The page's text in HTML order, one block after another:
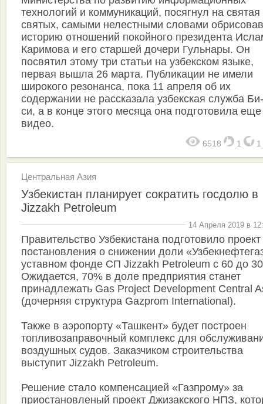
технологий и коммуникаций, посягнул на святая
святых, самыми нелестными словами обрисовав
историю отношений покойного президента
Каримова и его старшей дочери Гульнары. Он
посвятил этому три статьи на узбекском языке,
первая вышла 26 марта. Публикации не имели
широкого резонанса, пока 11 апреля об их
содержании не рассказала узбекская служба
си, а в конце этого месяца она подготовила
видео.
6518 1 1
Центральная Азия
Узбекистан планирует сократить госдолю в
Jizzakh Petroleum
14 Апреля 2019 в
Правительство Узбекистана подготовило проект
постановления о снижении доли
уставном фонде СП Jizzakh Petroleum с 60 до
Ожидается, 70% в доле предприятия станет
принадлежать Gas Project Development Central
(дочерняя структура Gazprom International).
Также в аэропорту «Ташкент» будет построен
топливозаправочный комплекс для
воздушных судов. Заказчиком строительства
выступит Jizzakh Petroleum.
Решение стало компенсацией «Газпрому» за
приостановленый проект Джизакского НПЗ,